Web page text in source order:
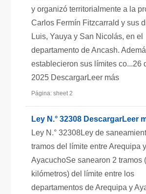
y organizó territorialmente a la
Carlos Fermín Fitzcarrald y sus
Luis, Yauya y San Nicolás, en el
departamento de Ancash.
establecieron sus límites co...26
2025 DescargarLeer más
Página: sheet 2
Ley N.° 32308 DescargarLeer
Ley N.° 32308Ley de
tramos del límite entre Arequipa y
AyacuchoSe sanearon 2 tramos
kilómetros) del límite entre los
departamentos de Arequipa y